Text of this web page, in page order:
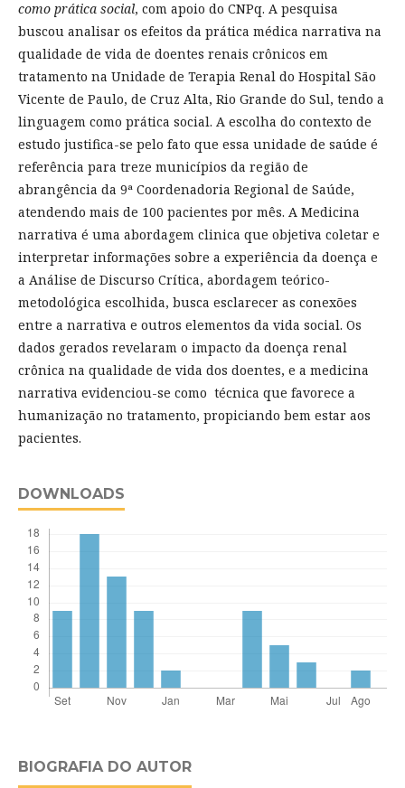
como prática social, com apoio do CNPq. A pesquisa
buscou analisar os efeitos da prática médica narrativa na
qualidade de vida de doentes renais crônicos em
tratamento na Unidade de Terapia Renal do Hospital São
Vicente de Paulo, de Cruz Alta, Rio Grande do Sul, tendo a
linguagem como prática social. A escolha do contexto de
estudo justifica-se pelo fato que essa unidade de saúde é
referência para treze municípios da região de
abrangência da 9ª Coordenadoria Regional de Saúde,
atendendo mais de 100 pacientes por mês. A Medicina
narrativa é uma abordagem clinica que objetiva coletar e
interpretar informações sobre a experiência da doença e
a Análise de Discurso Crítica, abordagem teórico-
metodológica escolhida, busca esclarecer as conexões
entre a narrativa e outros elementos da vida social. Os
dados gerados revelaram o impacto da doença renal
crônica na qualidade de vida dos doentes, e a medicina
narrativa evidenciou-se como técnica que favorece a
humanização no tratamento, propiciando bem estar aos
pacientes.
DOWNLOADS
BIOGRAFIA DO AUTOR